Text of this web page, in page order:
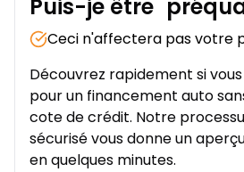
Puis-je être
Ceci n'affectera pas votre
Découvrez rapidement si
pour un financement auto
cote de crédit. Notre
sécurisé vous donne un
en quelques minutes.